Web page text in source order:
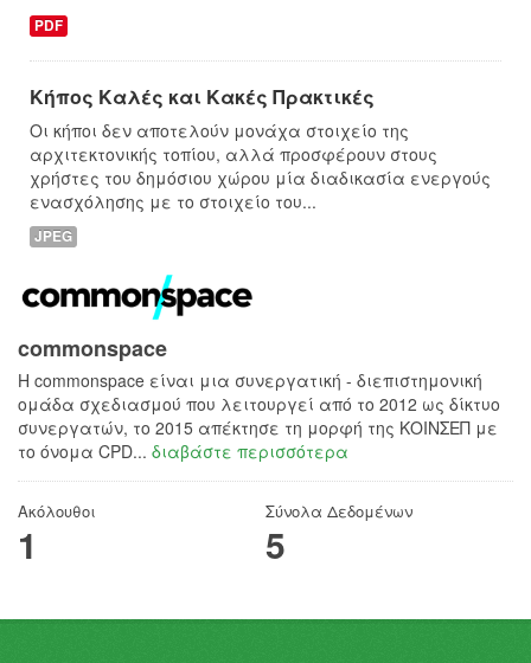
PDF
Κήπος Καλές και Κακές Πρακτικές
Οι κήποι δεν αποτελούν μονάχα στοιχείο της
αρχιτεκτονικής τοπίου, αλλά προσφέρουν στους
χρήστες του δημόσιου χώρου μία διαδικασία ενεργούς
ενασχόλησης με το στοιχείο του...
JPEG
commonspace
H commonspace είναι μια συνεργατική - διεπιστημονική
ομάδα σχεδιασμού που λειτουργεί από το 2012 ως δίκτυο
συνεργατών, το 2015 απέκτησε τη μορφή της ΚΟΙΝΣΕΠ με
το όνομα CPD... διαβάστε περισσότερα
Ακόλουθοι
1
Σύνολα Δεδομένων
5